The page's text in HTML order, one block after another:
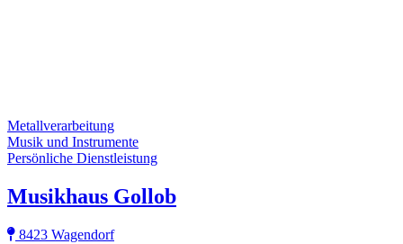
Metallverarbeitung
Musik und Instrumente
Persönliche Dienstleistung
Musikhaus Gollob
8423 Wagendorf